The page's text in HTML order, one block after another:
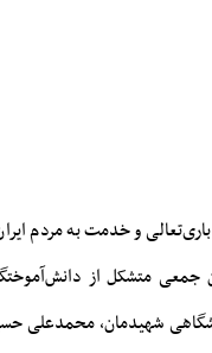
و خدمت به مردم
جمعی متشکل از
شهیدمان، محمدعلی